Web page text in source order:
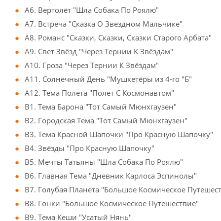
A6. Вертолёт "Шла Собака По Роялю"
A7. Встреча "Сказка О Звёздном Мальчике"
A8. Романс "Сказки, Сказки, Сказки Старого Арбата"
A9. Свет Звёзд "Через Тернии К Звёздам"
A10. Гроза "Через Тернии К Звёздам"
A11. Солнечный День "Мушкетёры из 4-го "Б"
A12. Тема Полёта "Полёт С Космонавтом"
B1. Тема Барона "Тот Самый Мюнхгаузен"
B2. Городская Тема "Тот Самый Мюнхгаузен"
B3. Тема Красной Шапочки "Про Красную Шапочку"
B4. Звёзды "Про Красную Шапочку"
B5. Мечты Татьяны "Шла Собака По Роялю"
B6. Главная Тема "Дневник Карлоса Эспинолы"
B7. Голубая Планета "Большое Космическое
B8. Гонки "Большое Космическое Путешествие"
B9. Тема Кеши "Усатый Нянь"